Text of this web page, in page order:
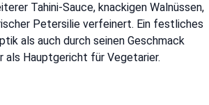
Tahini-Sauce, knackigen Walnüssen,
Petersilie verfeinert. Ein festliches
als auch durch seinen Geschmack
als Hauptgericht für Vegetarier.